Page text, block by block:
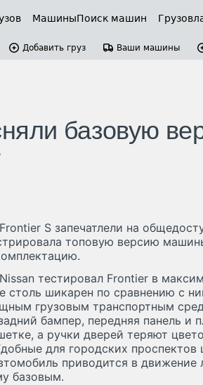
МашиныПоиск машин
Добавить груз Ваши машины
базовую
S запечатлели на
топовую версию
тестировал Frontier в
столь шикарен по сравнению с
грузовым транспортным
бампер, передняя панель и
а ручки дверей теряют
для городских
приводится в движение
базовым.